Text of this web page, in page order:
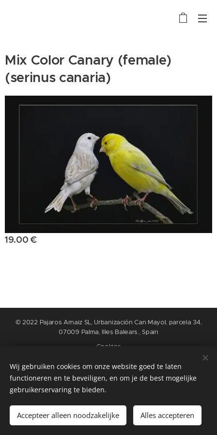
Mix Color Canary (female)
(serinus canaria)
19.00 €
Add to cart
© 2022 Pajaros Arnaiz SL, Urbanización Can Mayol, parcela 34,
07009 Palma, Illes Balears., Spain
Cookies
Languages
Nederlands
English Español Français
Wij gebruiken cookies om onze website goed te laten
functioneren en te beveiligen, en om je de best mogelijke
gebruikerservaring te bieden.
Accepteer alleen noodzakelijke Alles accepteren